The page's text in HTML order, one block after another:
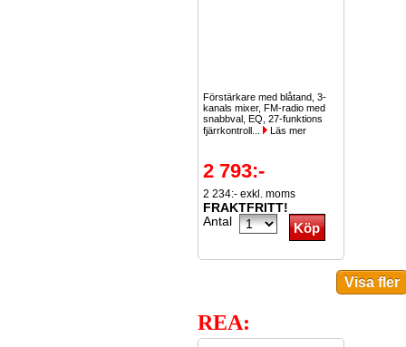
Förstärkare med blåtand, 3-
kanals mixer, FM-radio med
snabbval, EQ, 27-funktions
fjärrkontroll...
Läs mer
2 793:-
2 234:- exkl. moms
FRAKTFRITT!
Antal
REA: